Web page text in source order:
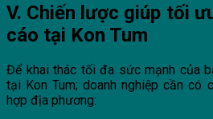
V. Chiến lược giúp tối
cáo tại Kon Tum
Để khai thác tối đa sức mạnh của
tại Kon Tum; doanh nghiệp cần có
hợp địa phương: